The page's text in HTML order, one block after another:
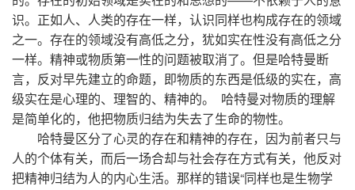
识。正如人、人类的存在一样，认识同样也构成存在的领域
之一。存在的领域没有高低之分，犹如实在性没有高低之分
一样。精神或物质第一性的问题被取消了。但是哈特曼断
言，反对早先建立的命题，即物质的东西是低级的实在，高
级实在是心理的、理智的、精神的。 哈特曼对物质的理解
是简单化的，他把物质归结为失去了生命的物性。
哈特曼区分了心灵的存在和精神的存在，因为前者只与
人的个体有关，而后一场合却与社会存在方式有关，他反对
把精神归结为人的内心生活。那样的错误“同样也是生物学